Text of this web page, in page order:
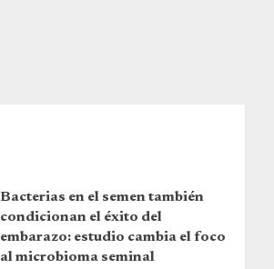
Bacterias en el semen también
condicionan el éxito del
embarazo: estudio cambia el foco
al microbioma seminal